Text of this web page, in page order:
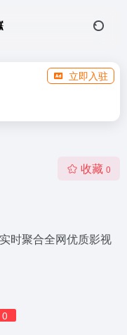
立即入驻
收藏 0
时聚合全网优质影视
0